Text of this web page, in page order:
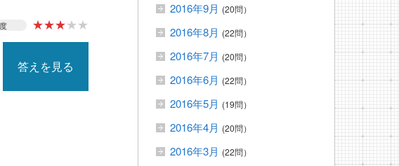
★★★★★
答えを見る
2016年9月 (20問）
2016年8月 (22問）
2016年7月 (20問）
2016年6月 (22問）
2016年5月 (19問）
2016年4月 (20問）
2016年3月 (22問）